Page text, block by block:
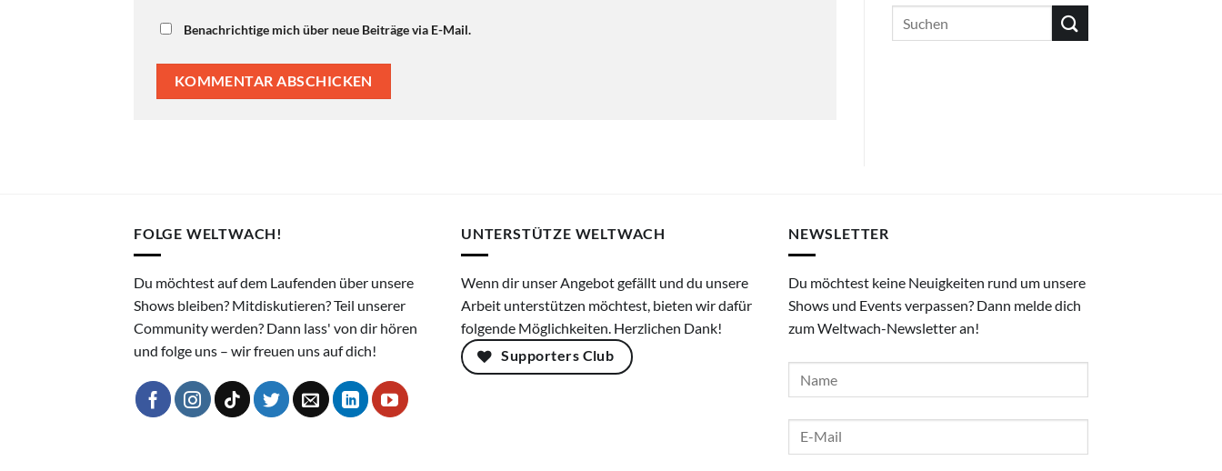
Benachrichtige mich über neue Beiträge via E-Mail.
FOLGE WELTWACH!
Du möchtest auf dem Laufenden über unsere
Shows bleiben? Mitdiskutieren? Teil unserer
Community werden? Dann lass' von dir hören
und folge uns – wir freuen uns auf dich!
UNTERSTÜTZE WELTWACH
Wenn dir unser Angebot gefällt und du unsere
Arbeit unterstützen möchtest, bieten wir dafür
folgende Möglichkeiten. Herzlichen Dank!
Supporters Club
NEWSLETTER
Du möchtest keine Neuigkeiten rund um unsere
Shows und Events verpassen? Dann melde dich
zum Weltwach-Newsletter an!